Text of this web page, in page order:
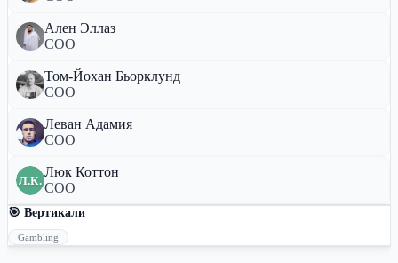
Ален Эллаз
COO
Том-Йохан Бьорклунд
COO
Леван Адамия
COO
Л.К.
Люк Коттон
COO
🎯 Вертикали
Gambling